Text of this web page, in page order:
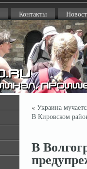
Контакты
« Украина
В Кировском
В